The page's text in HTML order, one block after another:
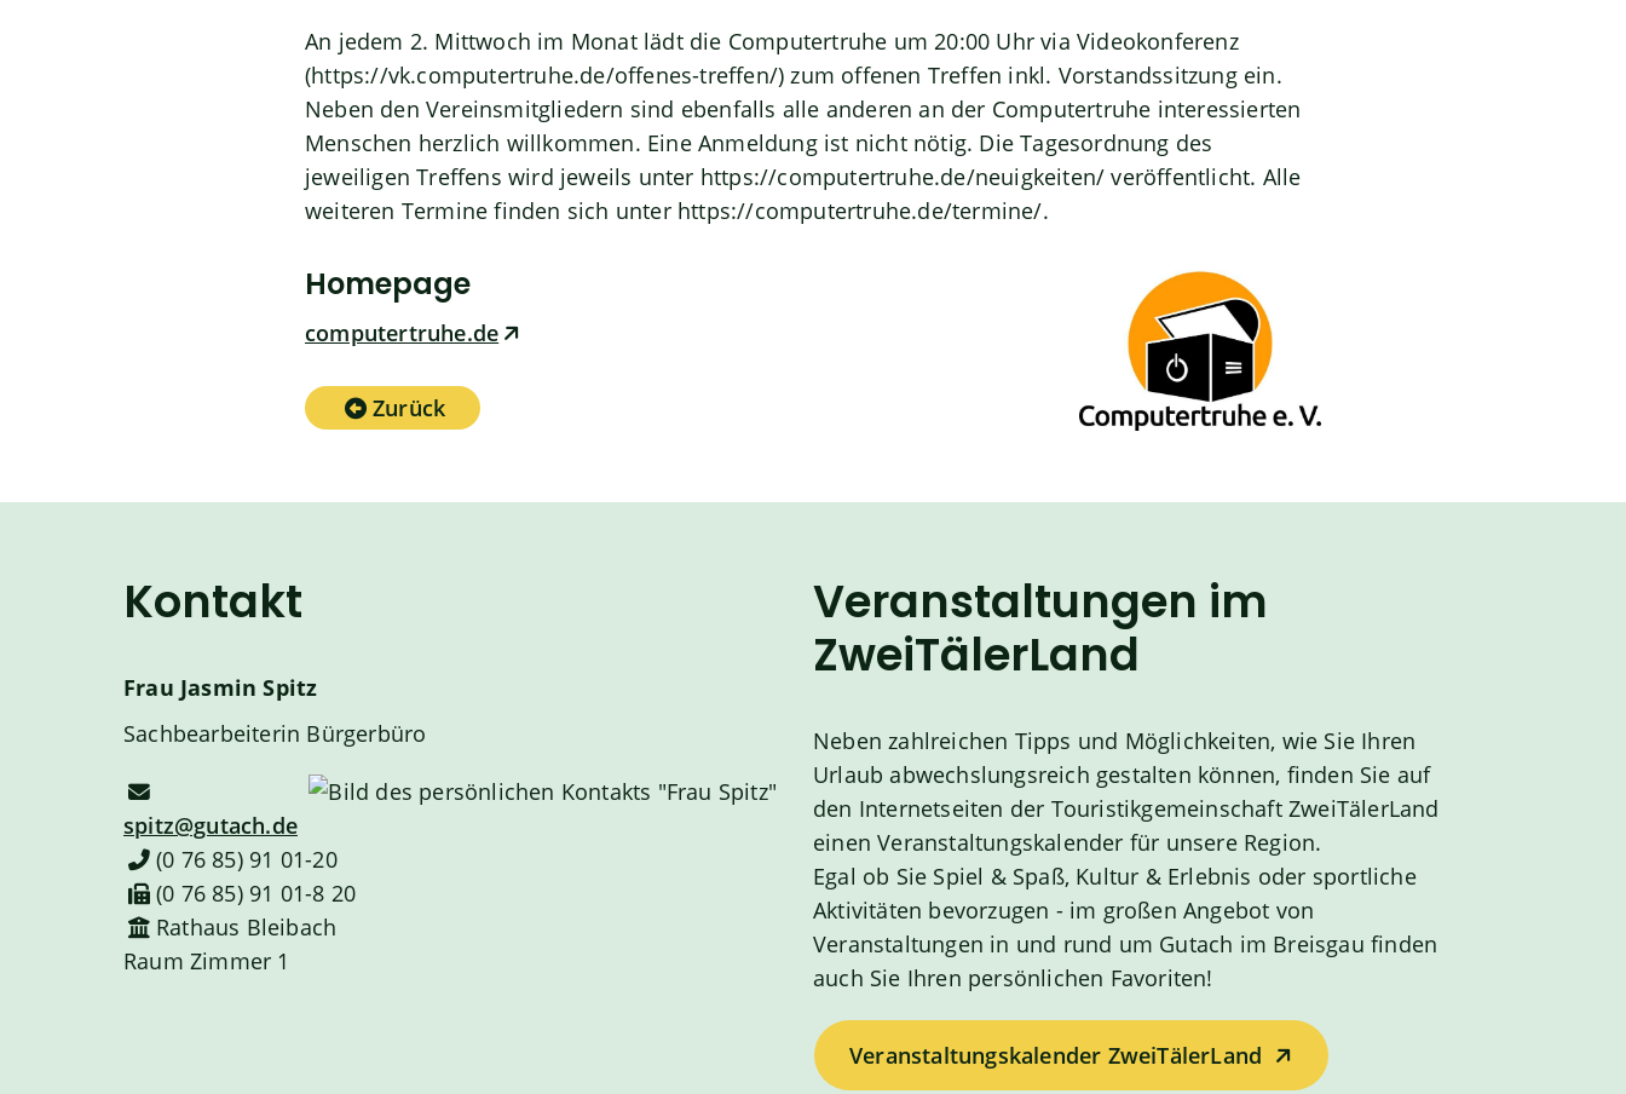
An jedem 2. Mittwoch im Monat lädt die Computertruhe um 20:00 Uhr via Videokonferenz
(https://vk.computertruhe.de/offenes-treffen/) zum offenen Treffen inkl. Vorstandssitzung ein.
Neben den Vereinsmitgliedern sind ebenfalls alle anderen an der Computertruhe interessierten
Menschen herzlich willkommen. Eine Anmeldung ist nicht nötig. Die Tagesordnung des
jeweiligen Treffens wird jeweils unter https://computertruhe.de/neuigkeiten/ veröffentlicht. Alle
weiteren Termine finden sich unter https://computertruhe.de/termine/.
Homepage
computertruhe.de
Zurück
Kontakt
Frau Jasmin Spitz
Sachbearbeiterin Bürgerbüro
spitz@gutach.de
(0 76 85) 91 01-20
(0 76 85) 91 01-8 20
Rathaus Bleibach
Raum Zimmer 1
Veranstaltungen im
ZweiTälerLand
Neben zahlreichen Tipps und Möglichkeiten, wie Sie Ihren
Urlaub abwechslungsreich gestalten können, finden Sie auf
den Internetseiten der Touristikgemeinschaft ZweiTälerLand
einen Veranstaltungskalender für unsere Region.
Egal ob Sie Spiel & Spaß, Kultur & Erlebnis oder sportliche
Aktivitäten bevorzugen - im großen Angebot von
Veranstaltungen in und rund um Gutach im Breisgau finden
auch Sie Ihren persönlichen Favoriten!
Veranstaltungskalender ZweiTälerLand